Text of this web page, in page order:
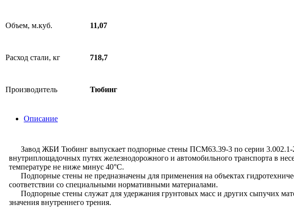
Объем, м.куб. 11,07
Расход стали, кг 718,7
Производитель Тюбинг
Описание
Завод ЖБИ Тюбинг выпускает подпорные стены ПСМ63.39-3 по серии 3.002.1-
внутриплощадочных путях железнодорожного и автомобильного транспорта в
температуре не ниже минус 40°С.
Подпорные стены не предназначены для применения на объектах
соответствии со специальными нормативными материалами.
Подпорные стены служат для удержания грунтовых масс и других сыпучих
значения внутреннего трения.